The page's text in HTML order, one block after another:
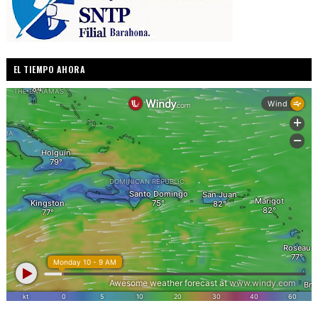
EL TIEMPO AHORA